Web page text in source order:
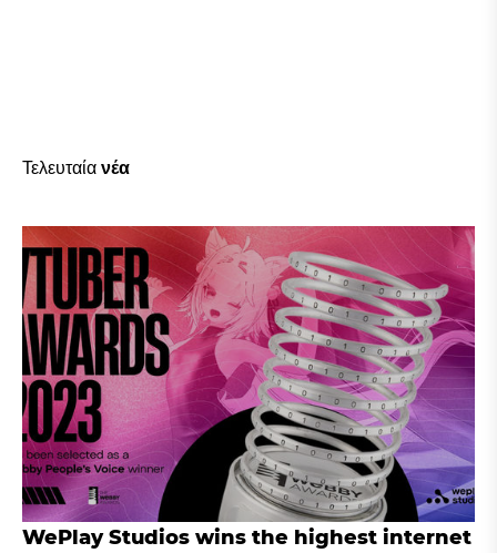
Τελευταία νέα
WePlay Studios wins the highest internet